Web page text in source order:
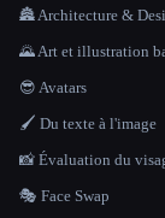
🏯 Architecture &
🌄 Art et illustration
😎 Avatars
🖌️ Du texte à l'image
📸 Évaluation du
🎭 Face Swap